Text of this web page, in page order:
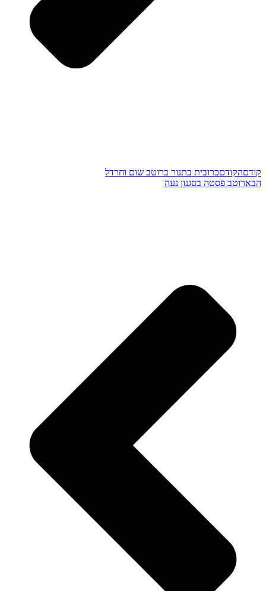
קודםהקודםכרובית בתנור ברוטב שום וחרדל
הבארוטב פסטה בסגנון נעה